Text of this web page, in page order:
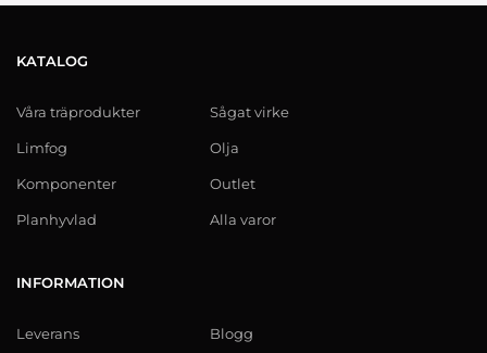
KATALOG
Våra träprodukter
Limfog
Komponenter
Planhyvlad
Sågat virke
Olja
Outlet
Alla varor
INFORMATION
Leverans Blogg